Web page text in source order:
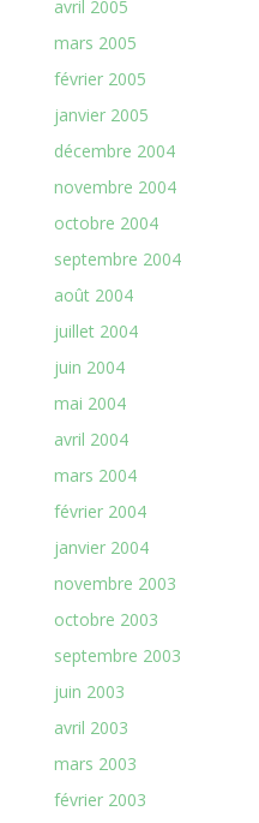
avril 2005
mars 2005
février 2005
janvier 2005
décembre 2004
novembre 2004
octobre 2004
septembre 2004
août 2004
juillet 2004
juin 2004
mai 2004
avril 2004
mars 2004
février 2004
janvier 2004
novembre 2003
octobre 2003
septembre 2003
juin 2003
avril 2003
mars 2003
février 2003